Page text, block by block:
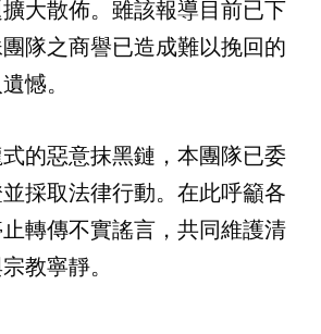
大散佈。雖該報導目前已下
隊之商譽已造成難以挽回的
憾。
的惡意抹黑鏈，本團隊已委
採取法律行動。在此呼籲各
轉傳不實謠言，共同維護清
教寧靜。